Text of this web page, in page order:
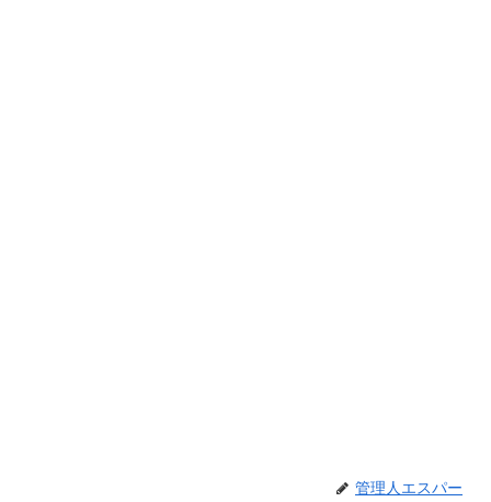
管理人エスパー